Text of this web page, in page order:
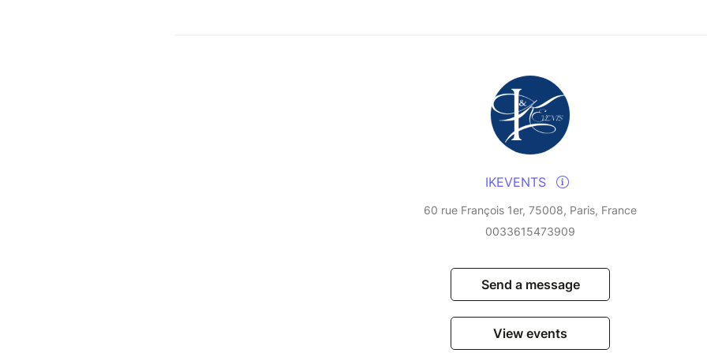
IKEVENTS
60 rue François 1er, 75008, Paris, France
0033615473909
Send a message
View events